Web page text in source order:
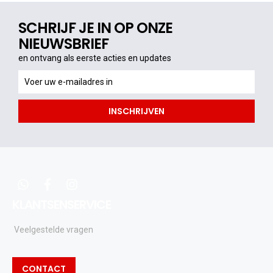
SCHRIJF JE IN OP ONZE
NIEUWSBRIEF
en ontvang als eerste acties en updates
ontvang
als
acties
INSCHRIJVEN
Veelgestelde vragen
CONTACT